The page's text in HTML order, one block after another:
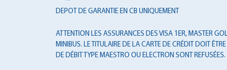
DEPOT DE GARANTIE EN CB UNIQUEMENT
ATTENTION LES ASSURANCES DES VISA 1ER, MASTER
MINIBUS. LE TITULAIRE DE LA CARTE DE CRÉDIT DOIT
DE DÉBIT TYPE MAESTRO OU ELECTRON SONT REFUSÉES.